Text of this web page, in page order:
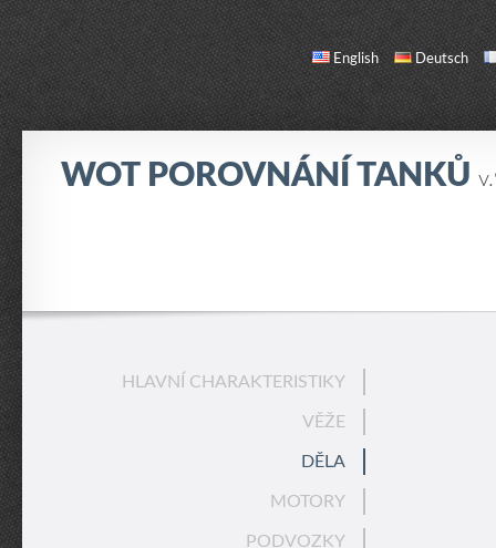
English Deutsch
WOT POROVNÁNÍ TANKŮ
HLAVNÍ CHARAKTERISTIKY
VĚŽE
DĚLA
MOTORY
PODVOZKY